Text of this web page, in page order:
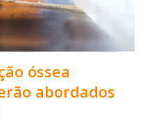
óssea
abordados